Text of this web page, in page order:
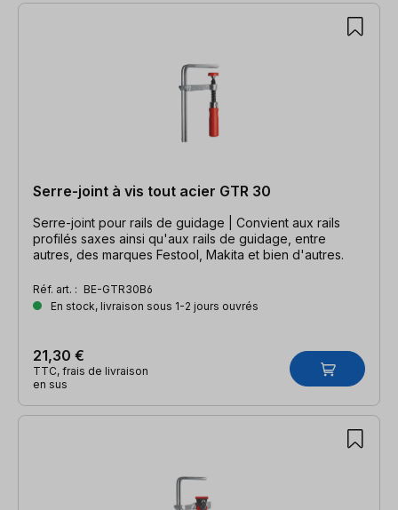
Serre-joint à vis tout acier GTR 30
Serre-joint pour rails de guidage | Convient aux rails
profilés saxes ainsi qu'aux rails de guidage, entre
autres, des marques Festool, Makita et bien d'autres.
Réf. art. : BE-GTR30B6
En stock, livraison sous 1-2 jours ouvrés
21,30 €
TTC, frais de livraison
en sus